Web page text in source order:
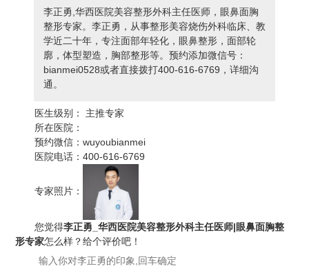
李正勇,华西医院美容整形外科主任医师，眼鼻面胸
整形专家。李正勇，从事整形美容烧伤外科临床、教
学近二十年，专注面部年轻化，眼鼻整形，面部轮
廓，体型塑造，胸部整形等。预约添加微信号：
bianmei0528或者直接拨打400-616-6769，详细沟
通。
医生级别：
主推专家
所在医院：
预约微信：wuyoubianmei
医院电话：400-616-6769
专家照片：
您觉得李正勇_华西医院美容整形外科主任医师|眼鼻面胸整
形专家怎么样？给个评价吧！